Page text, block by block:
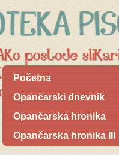
Početna
Opančarski dnevnik
Opančarska hronika
Opančarska hronika III